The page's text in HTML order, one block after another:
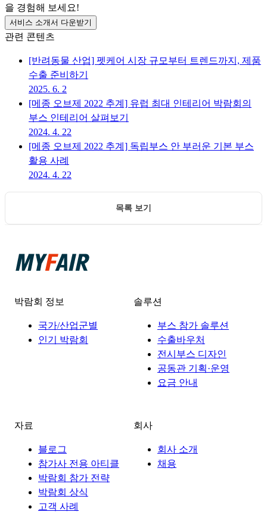
을 경험해 보세요!
서비스 소개서 다운받기
관련 콘텐츠
[반려동물 산업] 펫케어 시장 규모부터 트렌드까지, 제품
수출 준비하기
2025. 6. 2
[메종 오브제 2022 추계] 유럽 최대 인테리어 박람회의
부스 인테리어 살펴보기
2024. 4. 22
[메종 오브제 2022 추계] 독립부스 안 부러운 기본 부스
활용 사례
2024. 4. 22
목록 보기
박람회 정보
국가/산업군별
인기 박람회
솔루션
부스 참가 솔루션
수출바우처
전시부스 디자인
공동관 기획·운영
요금 안내
자료
블로그
참가사 전용 아티클
박람회 참가 전략
박람회 상식
고객 사례
회사
회사 소개
채용